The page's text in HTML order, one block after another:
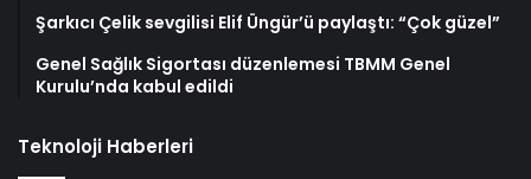
Şarkıcı Çelik sevgilisi Elif Üngür’ü paylaştı: “Çok güzel”
Genel Sağlık Sigortası düzenlemesi TBMM Genel
Kurulu’nda kabul edildi
Teknoloji Haberleri